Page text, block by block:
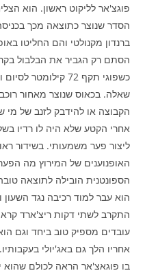
פוגצ'אר לליקוט ראשון. הוא
הסדר שנוצר כתוצאה מכך
ברנדון מקנולטי והם החליטו
הסתם רק הגביר את הבלבול
כשפוגי תקף 72
שאלה. בכאוס שנוצר מאחור
הקבוצה או להידבק לזנב של
אחרי הקטע שלא היה לו רדיו
ליצור פער משמעותי. בשידור
האופנוענים של המירוץ מה
הספונטנית הובילה לתוצאה
הוא עבר למוד רכיבה נגד
התקרב לשתי דקות ריצ'ארד
עובדים מספיק טוב ביחד וגם
אחריו הלך גם באג'יולי
בו פוגאצ'אר הראה לכולם שהוא